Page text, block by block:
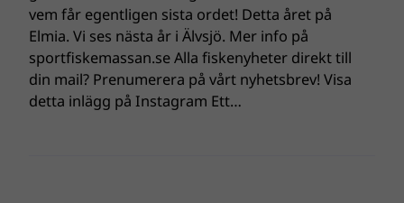
vem får egentligen sista ordet! Detta året på
Elmia. Vi ses nästa år i Älvsjö. Mer info på
sportfiskemassan.se Alla fiskenyheter direkt till
din mail? Prenumerera på vårt nyhetsbrev! Visa
detta inlägg på Instagram Ett…